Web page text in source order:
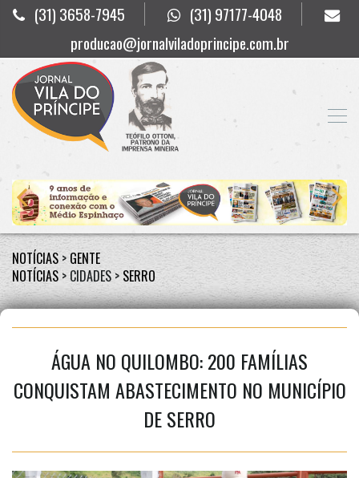
(31) 3658-7945
(31) 97177-4048
producao@jornalviladoprincipe.com.br
NOTÍCIAS > GENTE
NOTÍCIAS > CIDADES > SERRO
ÁGUA NO QUILOMBO: 200 FAMÍLIAS
CONQUISTAM ABASTECIMENTO NO MUNICÍPIO
DE SERRO